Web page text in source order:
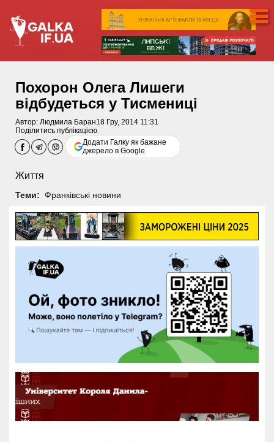
Похорон Олега Лишеги
відбудеться у Тисмениці
Автор: Людмила Баран18 Гру, 2014 11:31
Поділитись публікацією
Додати Галку як бажане
джерело в Google
Життя
Теми: Франківські новини